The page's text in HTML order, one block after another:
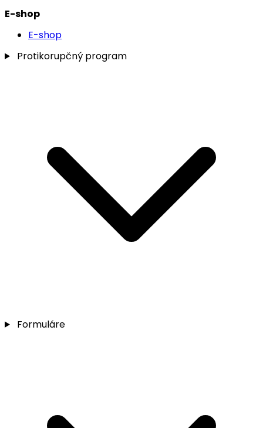
E-shop
E-shop
Protikorupčný program
Formuláre